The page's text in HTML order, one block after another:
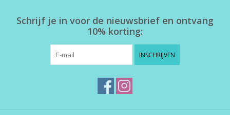
Herensokken
Schrijf je in voor de nieuwsbrief en ontvang
10% korting:
INSCHRIJVEN